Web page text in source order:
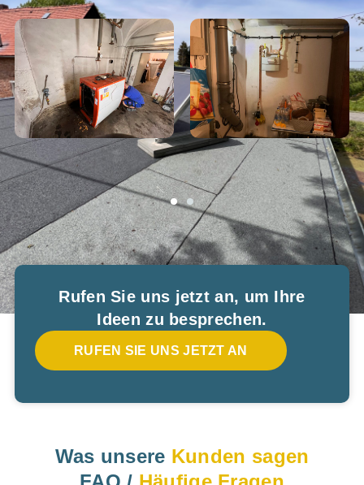
Rufen Sie uns jetzt an, um Ihre
Ideen zu besprechen.
RUFEN SIE UNS JETZT AN
Was unsere Kunden sagen